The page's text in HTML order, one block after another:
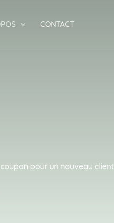
CONTACT
pour un nouveau client